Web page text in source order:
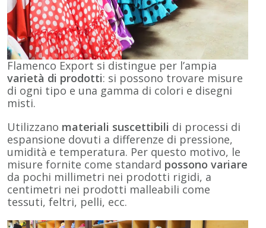
Flamenco Export si distingue per l’ampia
varietà di prodotti: si possono trovare misure
di ogni tipo e una gamma di colori e disegni
misti.
Utilizzano materiali suscettibili di processi di
espansione dovuti a differenze di pressione,
umidità e temperatura. Per questo motivo, le
misure fornite come standard possono variare
da pochi millimetri nei prodotti rigidi, a
centimetri nei prodotti malleabili come
tessuti, feltri, pelli, ecc.